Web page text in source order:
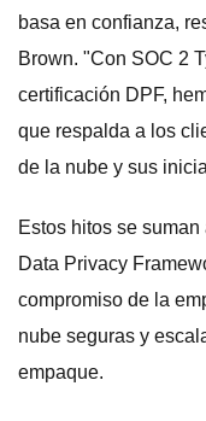
basa en confianza,
Brown. "Con SOC 2
certificación DPF,
que respalda a los
de la nube y sus
Estos hitos se
Data Privacy
compromiso de la
nube seguras y
empaque.